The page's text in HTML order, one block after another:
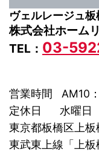
ヴェルレージュ
株式会社ホーム
TEL： 03-
営業時間 AM10
定休日 水曜日
東京都板橋区上板
東武東上線「上